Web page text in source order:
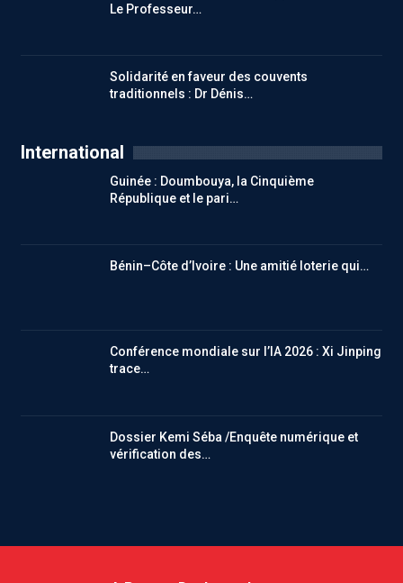
Le Professeur…
Solidarité en faveur des couvents
traditionnels : Dr Dénis…
International
Guinée : Doumbouya, la Cinquième
République et le pari…
Bénin–Côte d’Ivoire : Une amitié loterie qui…
Conférence mondiale sur l’IA 2026 : Xi Jinping
trace…
Dossier Kemi Séba /Enquête numérique et
vérification des…